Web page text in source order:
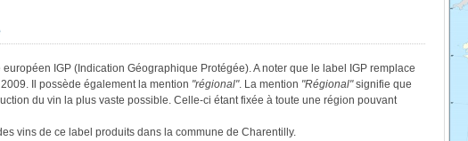
IGP (Indication Géographique Protégée). A noter que le label IGP remplace
Il possède également la mention "régional". La mention "Régional"signifie que
du vin la plus vaste possible. Celle-ci étant fixée à toute une région pouvant
vins de ce label produits dans la commune de Charentilly.